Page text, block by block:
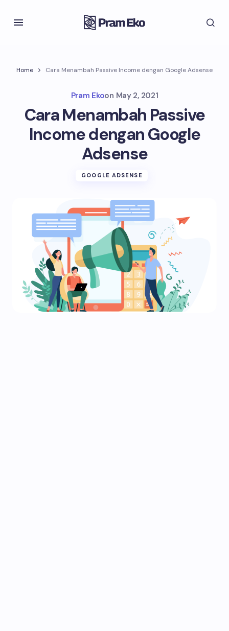
Home Cara Menambah Passive Income dengan Google Adsense
Pram Ekoon May 2, 2021
Cara Menambah Passive
Income dengan Google
Adsense
GOOGLE ADSENSE